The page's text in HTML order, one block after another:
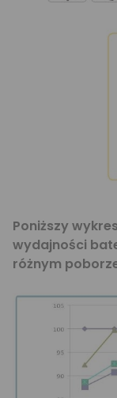
Poniższy
wydajności
różnym